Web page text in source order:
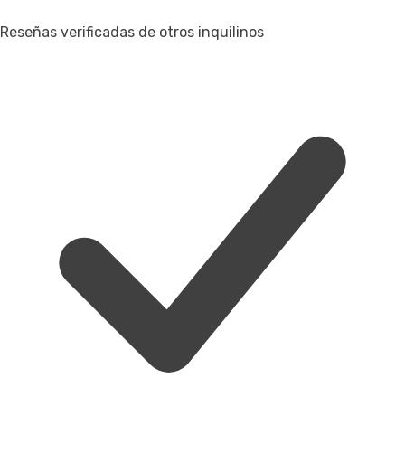
Reseñas verificadas de otros inquilinos